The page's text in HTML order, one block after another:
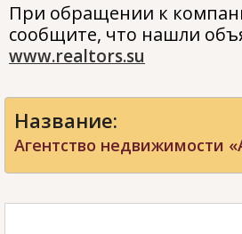
При обращении к
сообщите, что нашли
www.realtors.su
Название:
Агентство недвижимости